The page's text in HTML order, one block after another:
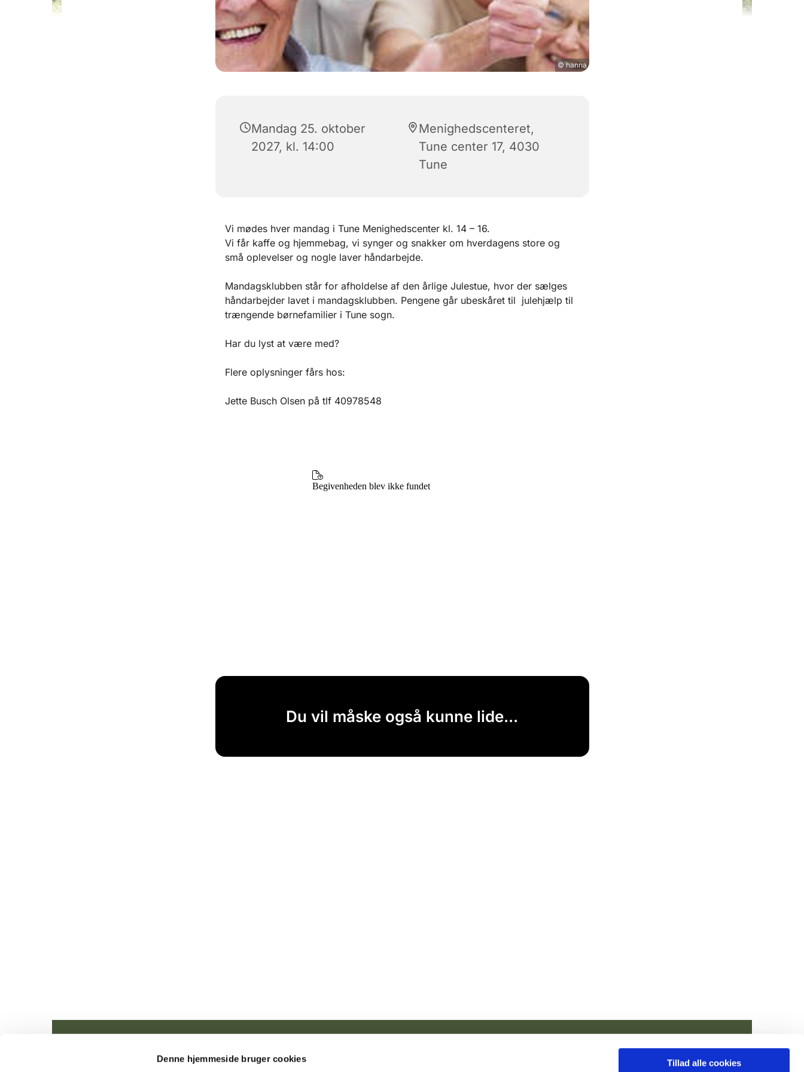
Denne hjemmeside bruger cookies Tillad alle cookies
© hanna
Mandag 25. oktober
2027, kl. 14:00
Menighedscenteret,
Tune center 17, 4030
Tune
Vi mødes hver mandag i Tune Menighedscenter kl. 14 – 16.
Vi får kaffe og hjemmebag, vi synger og snakker om hverdagens store og
små oplevelser og nogle laver håndarbejde.
Mandagsklubben står for afholdelse af den årlige Julestue, hvor der sælges
håndarbejder lavet i mandagsklubben. Pengene går ubeskåret til julehjælp til
trængende børnefamilier i Tune sogn.
Har du lyst at være med?
Flere oplysninger fårs hos:
Jette Busch Olsen på tlf 40978548
Du vil måske også kunne lide...
Tune Menighedscenter, Tune Center 17, 4030 Tune